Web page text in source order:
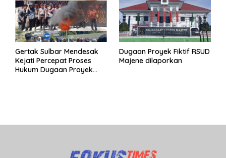
Gertak Sulbar Mendesak
Kejati Percepat Proses
Hukum Dugaan Proyek
Dugaan Proyek Fiktif RSUD
Majene dilaporkan